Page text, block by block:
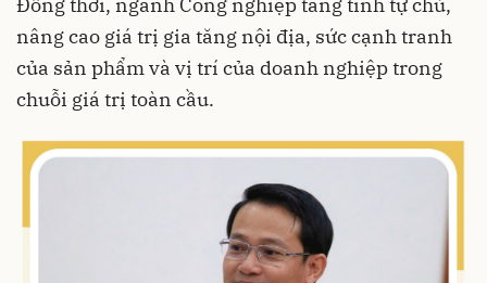
Đồng thời, ngành Công nghiệp tăng tính tự chủ,
nâng cao giá trị gia tăng nội địa, sức cạnh tranh
của sản phẩm và vị trí của doanh nghiệp trong
chuỗi giá trị toàn cầu.